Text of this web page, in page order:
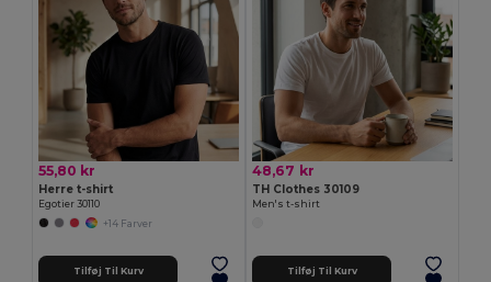
55,80 kr
Herre t-shirt
Egotier 30110
+14 Farver
Tilføj Til Kurv
48,67 kr
TH Clothes 30109
Men's t-shirt
Tilføj Til Kurv